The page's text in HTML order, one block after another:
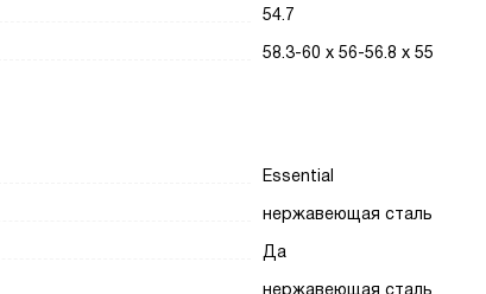
54.7
58.3-60 x 56-56.8 x 55
Essential
нержавеющая сталь
Да
нержавеющая сталь